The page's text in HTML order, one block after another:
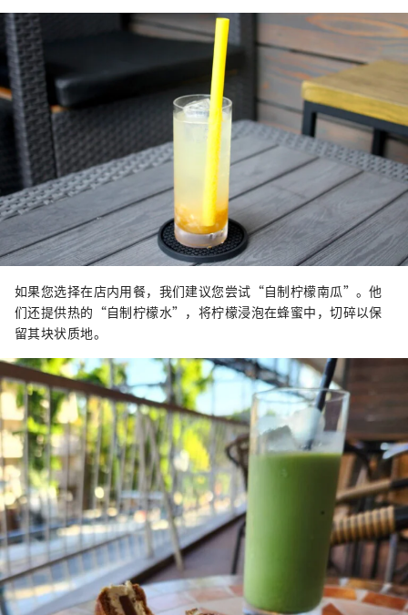
如果您选择在店内用餐，我们建议您尝试“自制柠檬南瓜”。他
们还提供热的“自制柠檬水”，将柠檬浸泡在蜂蜜中，切碎以保
留其块状质地。